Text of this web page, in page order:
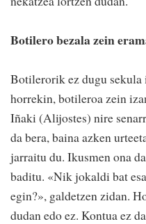
Botilero bezala zein
Botilerorik ez dugu sekula
horrekin, botileroa zein
Iñaki (Alijostes) nire
da bera, baina azken
jarraitu du. Ikusmen ona
baditu. «Nik jokaldi bat
egin?», galdetzen zidan.
dudan edo ez. Kontua ez